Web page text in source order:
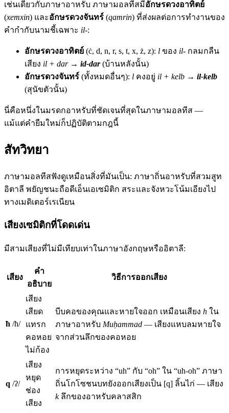
เช่นเดียวกับภาษาอาหรับ ภาษามอลทีสมีอักษรดวงอาทิตย์
(xemxin) และอักษรดวงจันทร์ (qamrin) ที่ส่งผลต่อการทำงานของ
คำกำกับนามชี้เฉพาะ il-:
อักษรดวงอาทิตย์ (ċ, d, n, r, s, t, x, ż, z): l ของ il- กลมกลืน
เสียง il + dar→ id-dar(บ้านหลังนั้น)
อักษรดวงจันทร์ (ทั้งหมดอื่นๆ): l คงอยู่ il + kelb → il-kelb
(สุนัขตัวนั้น)
นี่คือหนึ่งในมรดกอาหรับที่ชัดเจนที่สุดในภาษามอลทีส —
แม้แต่คำยืมใหม่ก็ปฏิบัติตามกฎนี้
สัทวิทยา
ภาษามอลทีสฟังดูเหมือนสิ่งที่มันเป็น: ภาษาถิ่นอาหรับที่สวมสูท
อิตาลี พยัญชนะถือดีเอ็นเอเซมิติก สระและจังหวะโน้มเอียงไป
ทางเมดิเตอร์เรเนียน
เสียงเซมิติกที่โดดเด่น
มีสามเสียงที่ไม่มีเทียบเท่าในภาษาอังกฤษหรืออิตาลี:
เสียง
คำ
อธิบาย
วิธีการออกเสียง
ħ /ħ/
เสียง
เสียด
แทรก
คอหอย
ไม่ก้อง
บีบคอของคุณและหายใจออก เหมือนเสียง h ใน
ภาษาอาหรับ Muḥammad — เสียงแหบลมหายใจ
จากส่วนลึกของคอหอย
q /ʔ/
เสียง
หยุด
ช่อง
เสียง
การหยุดระหว่าง “uh” กับ “oh” ใน “uh-oh” ภาษา
ถิ่นโกโซชนบทยังออกเสียงเป็น [q] ลิ้นไก่ — เสียง
kลึกของอาหรับคลาสสิก